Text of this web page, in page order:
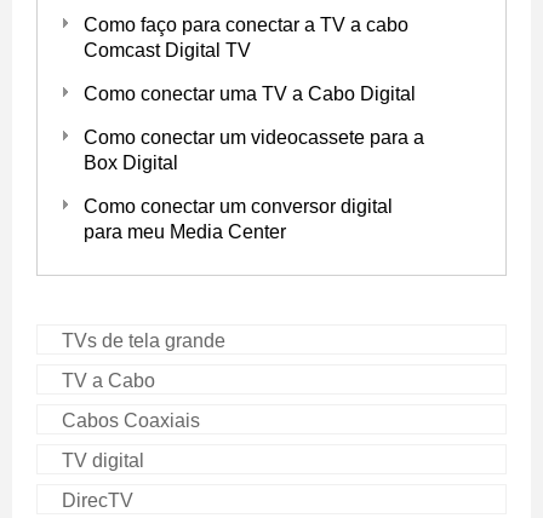
Como faço para conectar a TV a cabo
Comcast Digital TV
Como conectar uma TV a Cabo Digital
Como conectar um videocassete para a
Box Digital
Como conectar um conversor digital
para meu Media Center
TVs de tela grande
TV a Cabo
Cabos Coaxiais
TV digital
DirecTV